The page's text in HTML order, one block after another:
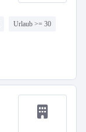
Urlaub >= 30